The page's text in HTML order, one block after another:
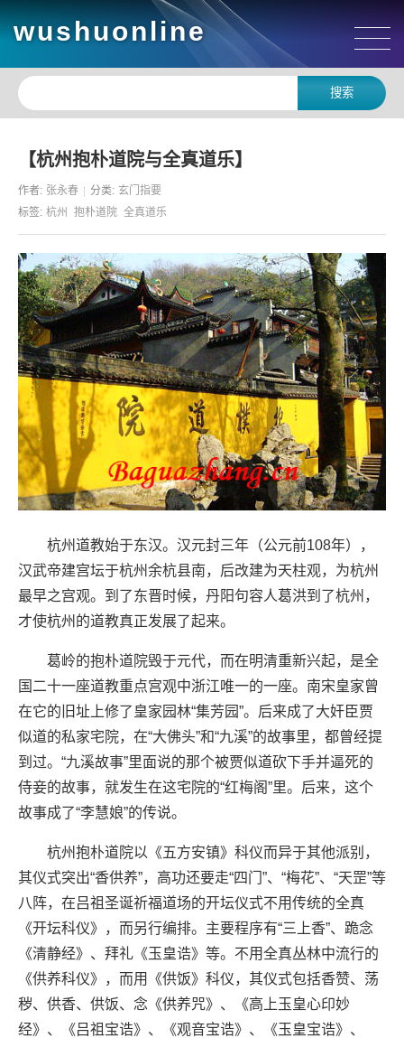
wushuonline
【杭州抱朴道院与全真道乐】
作者: 张永春 分类: 玄门指要
标签: 杭州 抱朴道院 全真道乐
杭州道教始于东汉。汉元封三年（公元前108年），
汉武帝建宫坛于杭州余杭县南， 后改建为天柱观，为杭州
最早之宫观。到了东晋时候，丹阳句容人葛洪到了杭州，
才使杭州的道教真正发展了起来。
葛岭的抱朴道院毁于元代，而在明清重新兴起，是全
国二十一座道教重点宫观中浙江唯一的一座。南宋皇家曾
在它的旧址上修了皇家园林“集芳园”。后来成了大奸臣贾
似道的私家宅院，在“大佛头”和“九溪”的故事里，都曾经提
到过。“九溪故事”里面说的那个被贾似道砍下手并逼死的
侍妾的故事，就发生在这宅院的“红梅阁”里。后来， 这个
故事成了“李慧娘”的传说。
杭州抱朴道院以《五方安镇》科仪而异于其他派别，
其仪式突出“香供养”，高功还要走“四门”、“梅花”、“天罡”等
八阵， 在吕祖圣诞祈福道场的开坛仪式不用传统的全真
《开坛科仪》，而另行编排。主要程序有“三上香”、跪念
《清静经》、拜礼《玉 皇诰》等。不用全真丛林中流行的
《供养科仪》，而用《供饭》科仪，其仪式包括香赞、荡
秽、供香、供饭、念《供养咒》、《高 上玉皇心印妙
经》、《吕祖宝诰》、《观音宝诰》、《玉皇宝诰》、